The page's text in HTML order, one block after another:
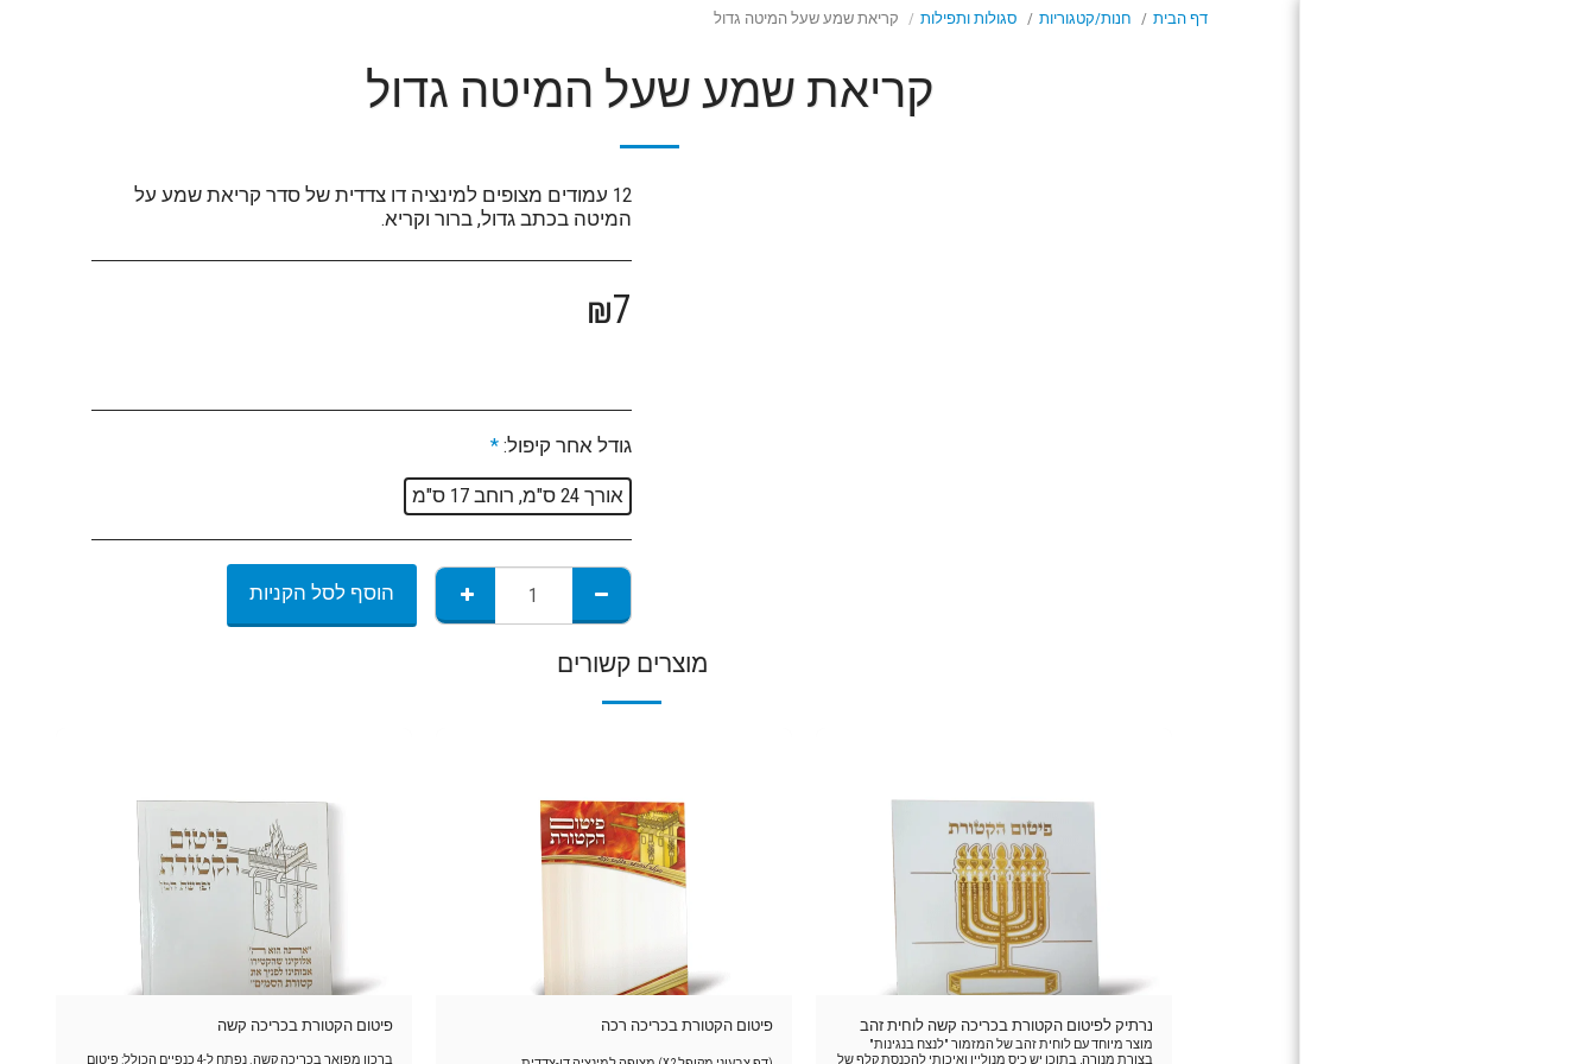
דף הבית חנות/קטגוריות סגולות ותפילות קריאת שמע שעל המיטה גדול
קריאת שמע שעל המיטה גדול
12 עמודים מצופים למינציה דו צדדית של סדר קריאת שמע על
המיטה בכתב גדול, ברור וקריא.
₪7
גודל אחר קיפול: *
אורך 24 ס"מ, רוחב 17 ס"מ
הוסף לסל הקניות
מוצרים קשורים
נרתיק לפיטום הקטורת בכריכה קשה לוחית זהב
מוצר מיוחד עם לוחית זהב של המזמור "לנצח בנגינות"
בצורת מנורה, בתוכו יש כיס מנוליין ואיכותי להכנסת קלף של
פיטום הקטורת בכריכה רכה פיטום הקטורת בכריכה קשה
ברכון מפואר בכריכה קשה. נפתח ל-4 כנפיים הכולל: פיטום